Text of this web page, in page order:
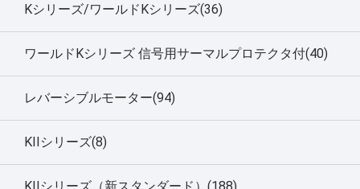
Kシリーズ/ワールドKシリーズ(36)
ワールドKシリーズ 信号用サーマルプロテクタ付(40)
レバーシブルモーター(94)
KIIシリーズ(8)